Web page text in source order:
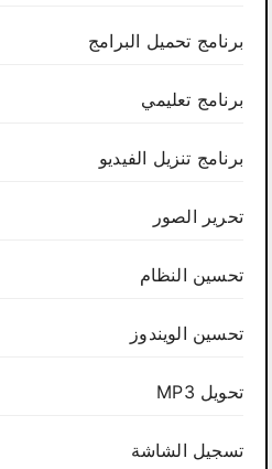
برنامج تحميل البرامج
برنامج تعليمي
برنامج تنزيل الفيديو
تحرير الصور
تحسين النظام
تحسين الويندوز
تحويل MP3
تسجيل الشاشة